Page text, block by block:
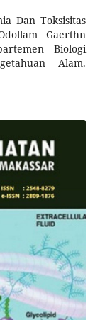
Dan Toksisitas
Gaerthn
Biologi
Alam.